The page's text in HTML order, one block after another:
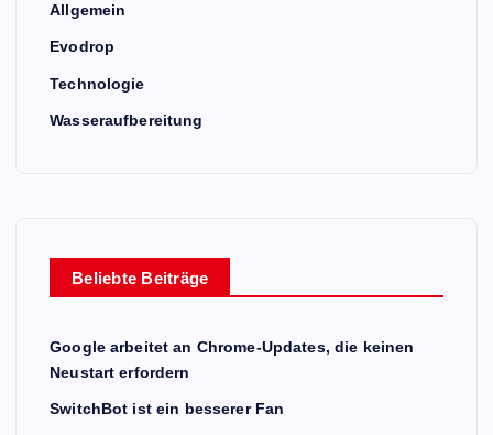
Allgemein
Evodrop
Technologie
Wasseraufbereitung
Beliebte Beiträge
Google arbeitet an Chrome-Updates, die keinen
Neustart erfordern
SwitchBot ist ein besserer Fan